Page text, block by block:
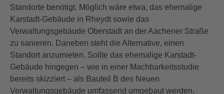
Standorte benötigt. Möglich wäre etwa, das ehemalige
Karstadt-Gebäude in Rheydt sowie das
Verwaltungsgebäude Oberstadt an der Aachener Straße
zu sanieren. Daneben steht die Alternative, einen
Standort anzumieten. Sollte das ehemalige Karstadt-
Gebäude hingegen – wie in einer Machbarkeitsstudie
bereits skizziert – als Bauteil B des Neuen
Verwaltungsgebäude umfassend umgebaut werden,